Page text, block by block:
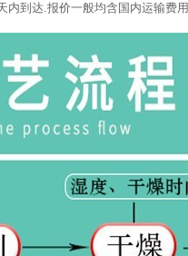
内到达.报价一般均含国内运输费用